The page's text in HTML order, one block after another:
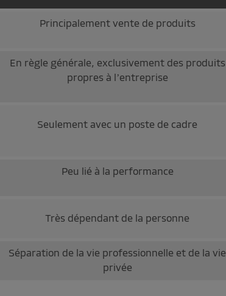
Principalement vente de produits
En règle générale, exclusivement des produits
propres à l’entreprise
Seulement avec un poste de cadre
Peu lié à la performance
Très dépendant de la personne
Séparation de la vie professionnelle et de la vie
privée